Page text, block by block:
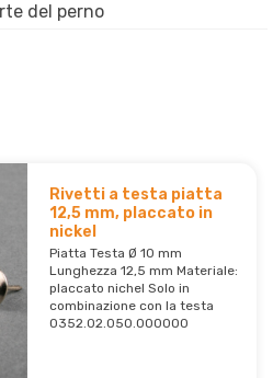
del perno
Rivetti a testa piatta
12,5 mm, placcato in
nickel
Piatta Testa Ø 10 mm
Lunghezza 12,5 mm Materiale:
placcato nichel Solo in
combinazione con la testa
0352.02.050.000000